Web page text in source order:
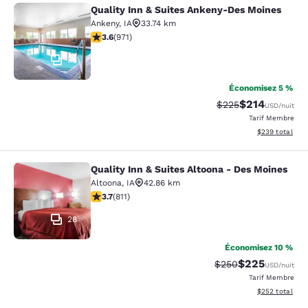
Quality Inn & Suites Ankeny-Des
35
Quality Inn & Suites Ankeny-Des Moines
Ankeny, IA
33.74 km
3.64 étoiles. Bien. 971 commentaires
3.6(971)
Économisez 5 %
Tarif barré :
$225Tarif réduit :
$214USD/nuit
Tarif Membre
Afficher les
$239 total
Quality Inn & Suites Altoona - Des
28
Quality Inn & Suites Altoona - Des Moines
Altoona, IA
42.86 km
3.74 étoiles. Bien. 811 commentaires
3.7(811)
Économisez 10 %
Tarif barré :
$250Tarif réduit :
$225USD/nuit
Tarif Membre
Afficher les
$252 total